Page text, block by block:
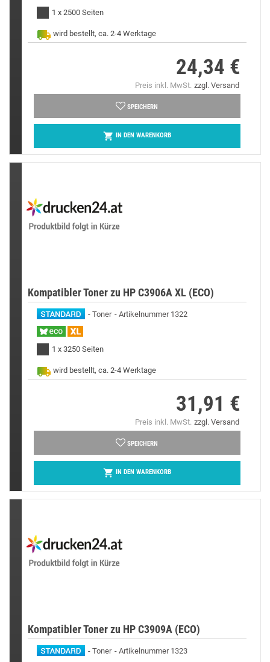
1 x 2500 Seiten
wird bestellt, ca. 2-4 Werktage
24,34 €
Preis inkl. MwSt. zzgl. Versand
SPEICHERN
 IN DEN WARENKORB
Kompatibler Toner zu HP C3906A XL (ECO)
Toner Artikelnummer 1322
1 x 3250 Seiten
wird bestellt, ca. 2-4 Werktage
31,91 €
Preis inkl. MwSt. zzgl. Versand
SPEICHERN
 IN DEN WARENKORB
Kompatibler Toner zu HP C3909A (ECO)
Toner Artikelnummer 1323